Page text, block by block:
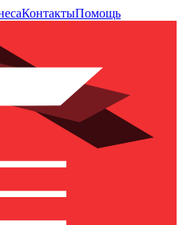
КонтактыПомощь